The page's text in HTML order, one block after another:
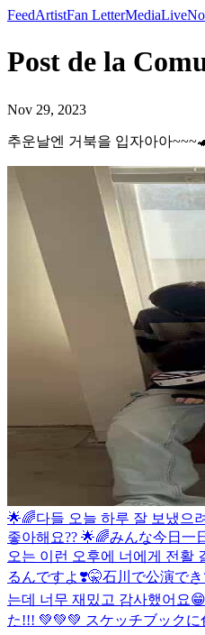
FeedArtistFan LetterMediaLive
Post de la
Nov 29, 2023
추운날엔 거북을 입자아아
🌟🌈다들 오늘 하루 잘 보냈으
좋아해요?? 🌟🌈みんな今日
오는 이런 오후에 너에게 전활
るんですよ❣️🤫石川で公演で
는데 너무 재밌고 감사했어요
た!!! 💚💚💚 スケッチブック